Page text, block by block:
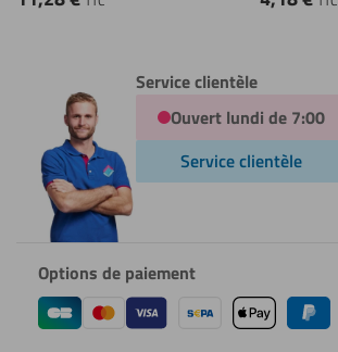
Service clientèle
Ouvert lundi de 7:00
Service clientèle
Options de paiement